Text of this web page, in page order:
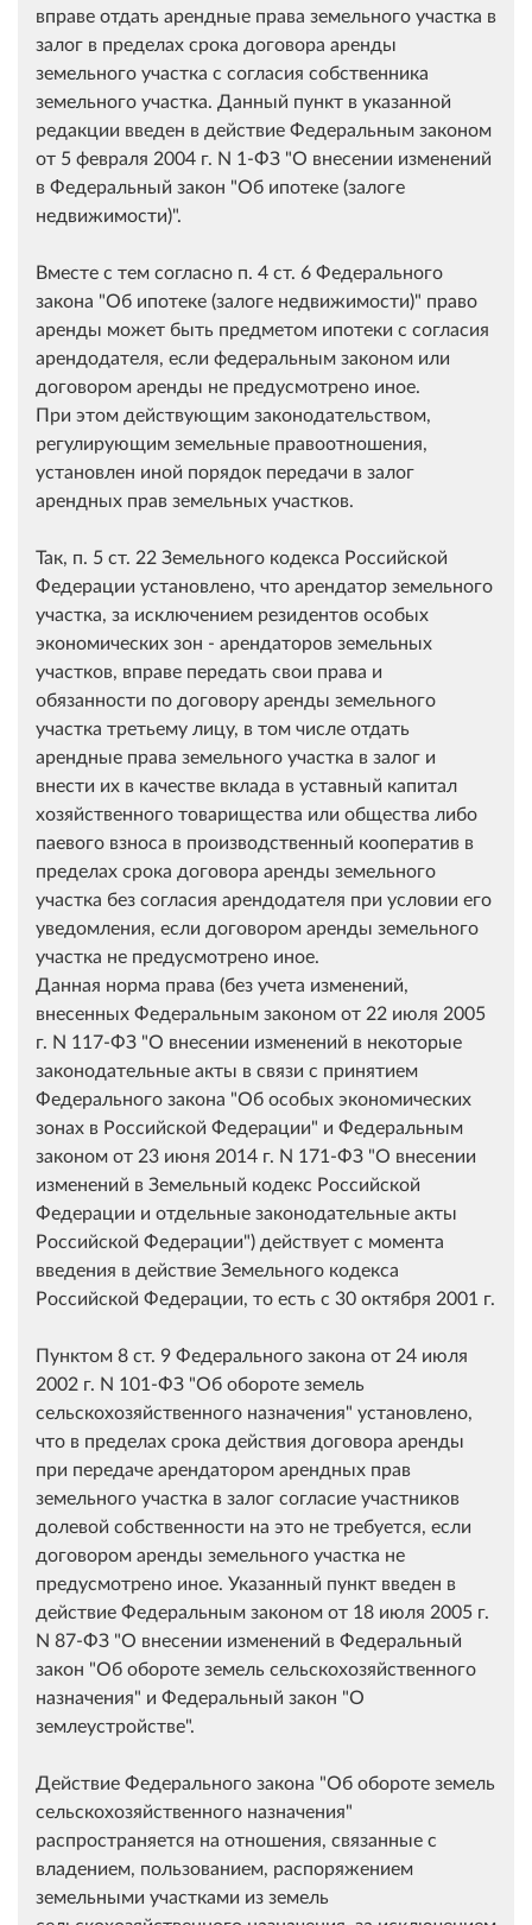
вправе отдать арендные права земельного участка в
залог в пределах срока договора аренды
земельного участка с согласия собственника
земельного участка. Данный пункт в указанной
редакции введен в действие Федеральным законом
от 5 февраля 2004 г. N 1-ФЗ "О внесении изменений
в Федеральный закон "Об ипотеке (залоге
недвижимости)".
Вместе с тем согласно п. 4 ст. 6 Федерального
закона "Об ипотеке (залоге недвижимости)" право
аренды может быть предметом ипотеки с согласия
арендодателя, если федеральным законом или
договором аренды не предусмотрено иное.
При этом действующим законодательством,
регулирующим земельные правоотношения,
установлен иной порядок передачи в залог
арендных прав земельных участков.
Так, п. 5 ст. 22 Земельного кодекса Российской
Федерации установлено, что арендатор земельного
участка, за исключением резидентов особых
экономических зон - арендаторов земельных
участков, вправе передать свои права и
обязанности по договору аренды земельного
участка третьему лицу, в том числе отдать
арендные права земельного участка в залог и
внести их в качестве вклада в уставный капитал
хозяйственного товарищества или общества либо
паевого взноса в производственный кооператив в
пределах срока договора аренды земельного
участка без согласия арендодателя при условии его
уведомления, если договором аренды земельного
участка не предусмотрено иное.
Данная норма права (без учета изменений,
внесенных Федеральным законом от 22 июля 2005
г. N 117-ФЗ "О внесении изменений в некоторые
законодательные акты в связи с принятием
Федерального закона "Об особых экономических
зонах в Российской Федерации" и Федеральным
законом от 23 июня 2014 г. N 171-ФЗ "О внесении
изменений в Земельный кодекс Российской
Федерации и отдельные законодательные акты
Российской Федерации") действует с момента
введения в действие Земельного кодекса
Российской Федерации, то есть с 30 октября 2001 г.
Пунктом 8 ст. 9 Федерального закона от 24 июля
2002 г. N 101-ФЗ "Об обороте земель
сельскохозяйственного назначения" установлено,
что в пределах срока действия договора аренды
при передаче арендатором арендных прав
земельного участка в залог согласие участников
долевой собственности на это не требуется, если
договором аренды земельного участка не
предусмотрено иное. Указанный пункт введен в
действие Федеральным законом от 18 июля 2005 г.
N 87-ФЗ "О внесении изменений в Федеральный
закон "Об обороте земель сельскохозяйственного
назначения" и Федеральный закон "О
землеустройстве".
Действие Федерального закона "Об обороте земель
сельскохозяйственного назначения"
распространяется на отношения, связанные с
владением, пользованием, распоряжением
земельными участками из земель